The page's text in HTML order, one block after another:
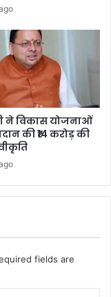
ने विकास योजनाओं
की ₹14 करोड़ की
fields are